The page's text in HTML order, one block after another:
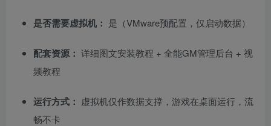
是否需要虚拟机： 是（VMware预配置，仅启动数据）
配套资源： 详细图文安装教程 + 全能GM管理后台 + 视
频教程
运行方式： 虚拟机仅作数据支撑，游戏在桌面运行，流
畅不卡